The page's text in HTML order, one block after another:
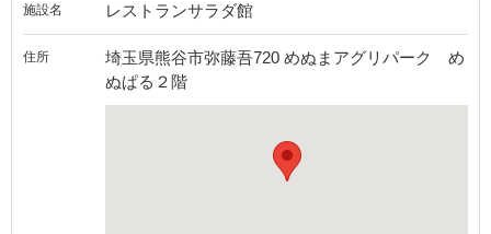
施設名 レストランサラダ館
住所
埼玉県熊谷市弥藤吾720 めぬまアグリパーク め
ぬぱる２階